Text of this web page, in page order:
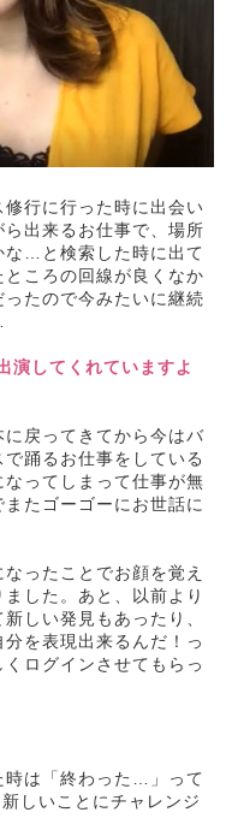
行に行った時に出会い
出来るお仕事で、場所
な…と検索した時に出て
ころの回線が良くなか
たので今みたいに継続
演してくれていますよ
戻ってきてから今はバ
踊るお仕事をしている
ってしまって仕事が無
たゴーゴーにお世話に
ったことでお顔を覚え
した。あと、以前より
しい発見もあったり、
を表現出来るんだ！っ
ログインさせてもらっ
時は「終わった…」って
しいことにチャレンジ